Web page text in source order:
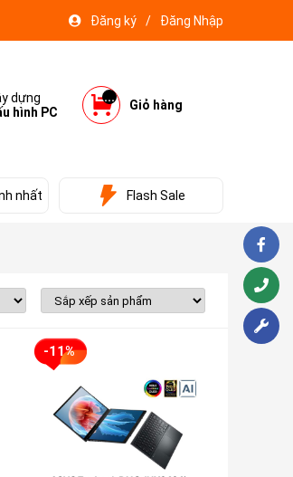
Đăng ký / Đăng Nhập
dựng
hình PC
Giỏ hàng
...
nhất Flash Sale
-11%